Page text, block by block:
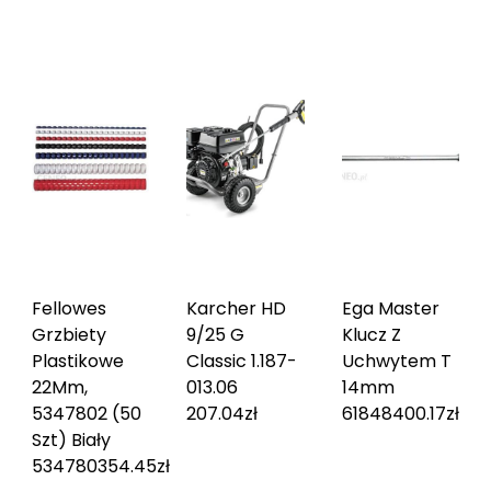
Fellowes
Grzbiety
Plastikowe
22Mm,
5347802 (50
Szt) Biały
534780354.45zł
Karcher HD
9/25 G
Classic 1.187-
013.06
207.04zł
Ega Master
Klucz Z
Uchwytem T
14mm
61848400.17zł